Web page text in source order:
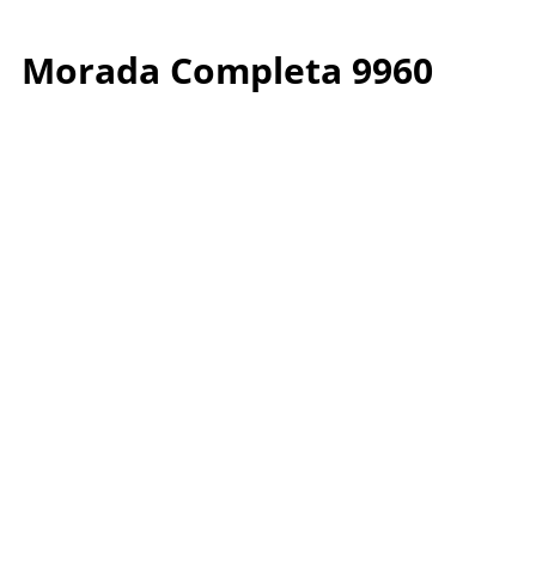
Morada Completa 9960